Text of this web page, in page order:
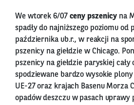
We wtorek 6/07 ceny pszenicy na
spadły do najniższego poziomu od
października ub.r., w reakcji na
pszenicy na giełdzie w Chicago.
pszenicy na giełdzie paryskiej cały
spodziewane bardzo wysokie
UE-27 oraz krajach Basenu Morza
opadów deszczu w pasach uprawy